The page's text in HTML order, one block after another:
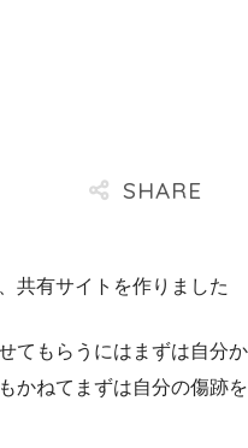
共有サイトを作りました
てもらうにはまずは自分か
かねてまずは自分の傷跡を